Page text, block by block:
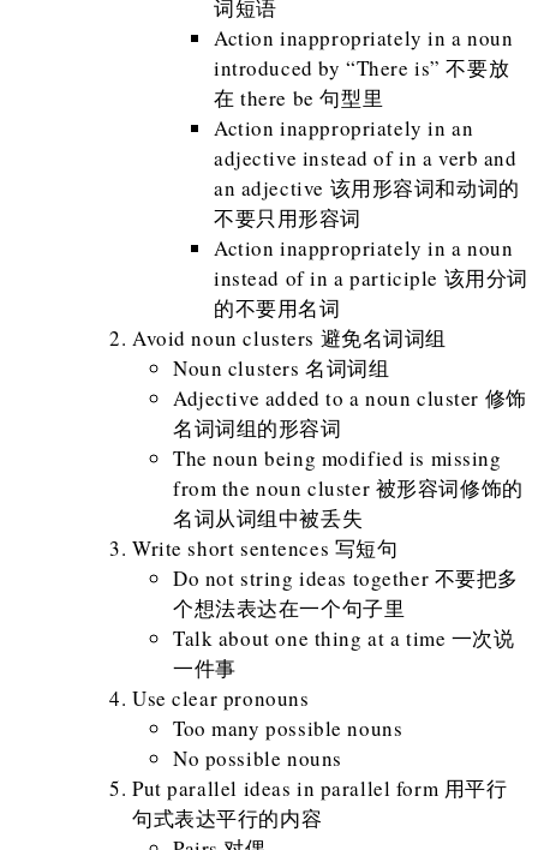
词短语
Action inappropriately in a noun
introduced by “There is” 不要放
在 there be 句型里
Action inappropriately in an
adjective instead of in a verb and
an adjective 该用形容词和动词的
不要只用形容词
Action inappropriately in a noun
instead of in a participle 该用分词
的不要用名词
Avoid noun clusters 避免名词词组
Noun clusters 名词词组
Adjective added to a noun cluster 修饰
名词词组的形容词
The noun being modified is missing
from the noun cluster 被形容词修饰的
名词从词组中被丢失
Write short sentences 写短句
Do not string ideas together 不要把多
个想法表达在一个句子里
Talk about one thing at a time 一次说
一件事
Use clear pronouns
Too many possible nouns
No possible nouns
Put parallel ideas in parallel form 用平行
句式表达平行的内容